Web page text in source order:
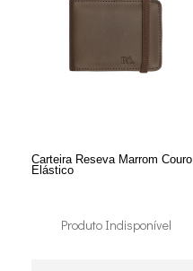
Carteira Reseva Marrom Couro
Elástico
Produto Indisponível